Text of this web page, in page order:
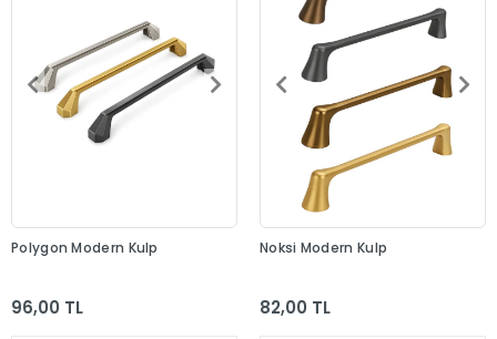
Polygon Modern Kulp
96,00 TL
Noksi Modern Kulp
82,00 TL